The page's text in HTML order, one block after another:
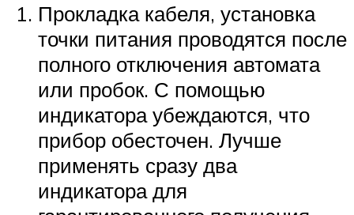
Прокладка кабеля, установка
точки питания проводятся после
полного отключения автомата
или пробок. С помощью
индикатора убеждаются, что
прибор обесточен. Лучше
применять сразу два
индикатора для